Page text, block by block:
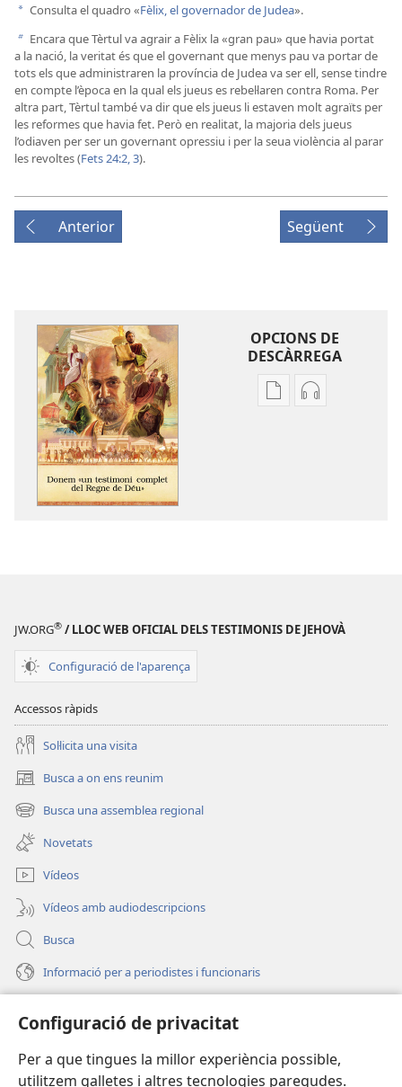
Configuració de privacitat
Per a que tingues la millor experiència possible,
utilitzem galletes i altres tecnologies paregudes.
a Consulta el quadro «Fèlix, el governador de Judea».
b Encara que Tèrtul va agrair a Fèlix la «gran pau» que havia portat
a la nació, la veritat és que el governant que menys pau va portar de
tots els que administraren la província de Judea va ser ell, sense tindre
en compte l’època en la qual els jueus es rebel·laren contra Roma. Per
altra part, Tèrtul també va dir que els jueus li estaven molt agraïts per
les reformes que havia fet. Però en realitat, la majoria dels jueus
l’odiaven per ser un governant opressiu i per la seua violència al parar
les revoltes (Fets 24:2, 3).
Anterior Següent
OPCIONS DE
DESCÀRREGA
Opcions
Regne
Opcions
Déu»
JW.ORG® / LLOC WEB OFICIAL DELS TESTIMONIS DE JEHOVÀ
Configuració de l'aparença
Accessos ràpids
Soŀlicita una visita
Busca a on ens reunim
(obri
en
una
finestra
nova)
Busca una assemblea regional
(obri
en
una
finestra
nova)
Novetats
Vídeos
Vídeos amb audiodescripcions
Busca
Informació per a periodistes i funcionaris
(obri
en